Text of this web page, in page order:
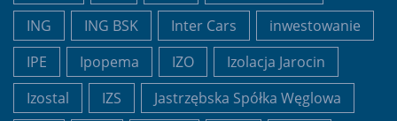
ING
ING BSK Inter Cars
inwestowanie
IPE
Ipopema IZO
Izolacja Jarocin
Izostal
IZS
Jastrzębska Spółka Węglowa